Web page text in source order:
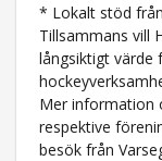
* Lokalt stöd
Tillsammans vill
långsiktigt värde
Mer information
respektive
besök från